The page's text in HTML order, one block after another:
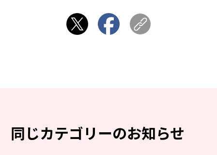
同じカテゴリーのお知らせ